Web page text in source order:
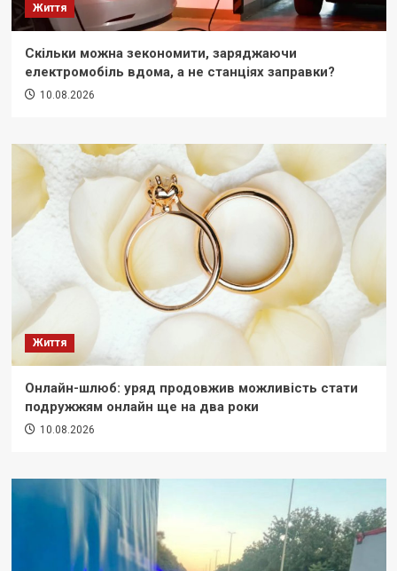
Життя
Скільки можна зекономити, заряджаючи
електромобіль вдома, а не станціях заправки?
10.08.2026
Життя
Онлайн-шлюб: уряд продовжив можливість стати
подружжям онлайн ще на два роки
10.08.2026